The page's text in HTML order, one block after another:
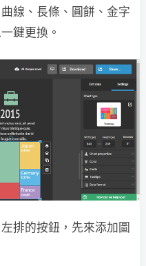
線、長條、圓餅、金字
鍵更換。
排的按鈕，先來添加圖